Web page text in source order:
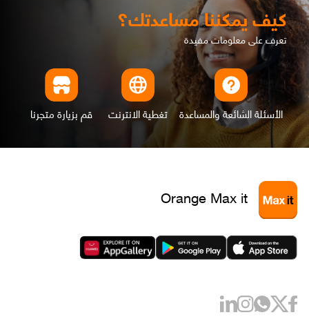
كيف يمكننا مساعدتك؟
تعرف على معلومات مفيدة
الأسئلة الشائعة والمساعدة تغطية الانترنت قم بزيارة متجرنا
Orange Max it